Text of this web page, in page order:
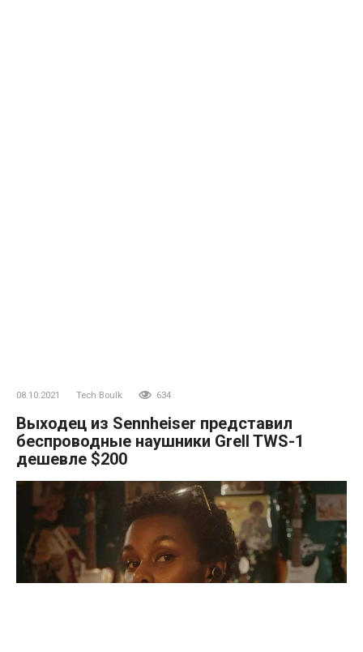
08.10.2021 Tech Boulk 634
Выходец из Sennheiser представил
беспроводные наушники Grell TWS-1
дешевле $200